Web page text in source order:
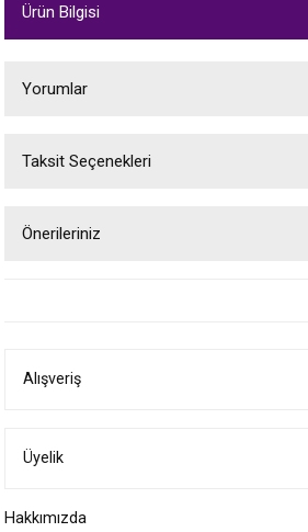
Ürün Bilgisi
Yorumlar
Taksit Seçenekleri
Önerileriniz
Ürün bilgilerinde hatalar bulunuyor.
Bu ürüne benzer farklı alternatifler olmalı.
Alışveriş
Üyelik
Hakkımızda